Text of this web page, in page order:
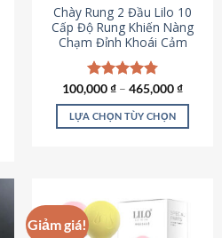
₫.
Chày Rung 2 Đầu Lilo 10
Cấp Độ Rung Khiến Nàng
Chạm Đỉnh Khoái Cảm
Được xếp
hạng4.80
5 sao
100,000₫ – 465,000₫
LỰA CHỌN TÙY CHỌN
nhiều
biến
Giảm giá!